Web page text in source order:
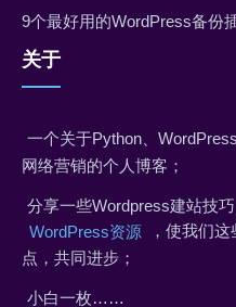
9个最好用的WordPress备份
关于
一个关于Python、WordPress
网络营销的个人博客；
分享一些Wordpress建站技
WordPress资源
，使我们
点，共同进步；
小白一枚……